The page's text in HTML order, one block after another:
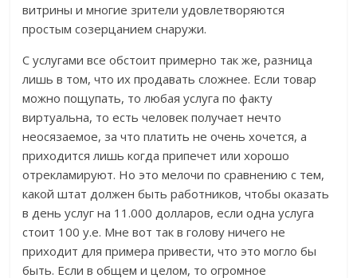
витрины и многие зрители удовлетворяются
простым созерцанием снаружи.
С услугами все обстоит примерно так же, разница
лишь в том, что их продавать сложнее. Если товар
можно пощупать, то любая услуга по факту
виртуальна, то есть человек получает нечто
неосязаемое, за что платить не очень хочется, а
приходится лишь когда припечет или хорошо
отрекламируют. Но это мелочи по сравнению с тем,
какой штат должен быть работников, чтобы оказать
в день услуг на 11.000 долларов, если одна услуга
стоит 100 у.е. Мне вот так в голову ничего не
приходит для примера привести, что это могло бы
быть. Если в общем и целом, то огромное